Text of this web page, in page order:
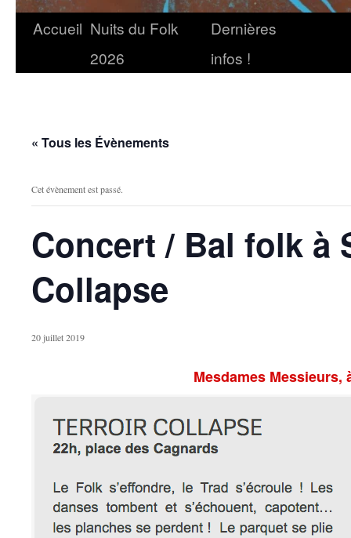
Accueil Nuits du Folk
2026
Dernières
infos !
« Tous les Évènements
Cet évènement est passé.
Concert / Bal folk à
Collapse
20 juillet 2019
Mesdames Messieurs,